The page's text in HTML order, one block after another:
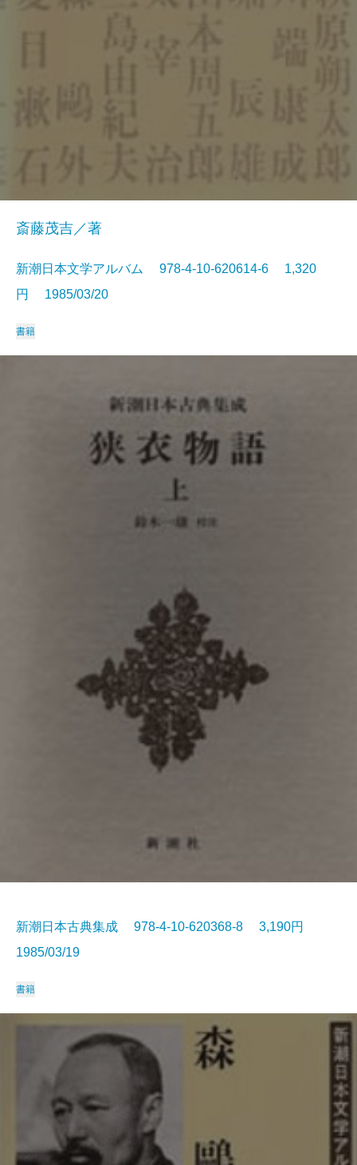
斎藤茂吉／著
新潮日本文学アルバム 978-4-10-620614-6 1,320
円 1985/03/20
書籍
新潮日本古典集成 978-4-10-620368-8 3,190円
1985/03/19
書籍